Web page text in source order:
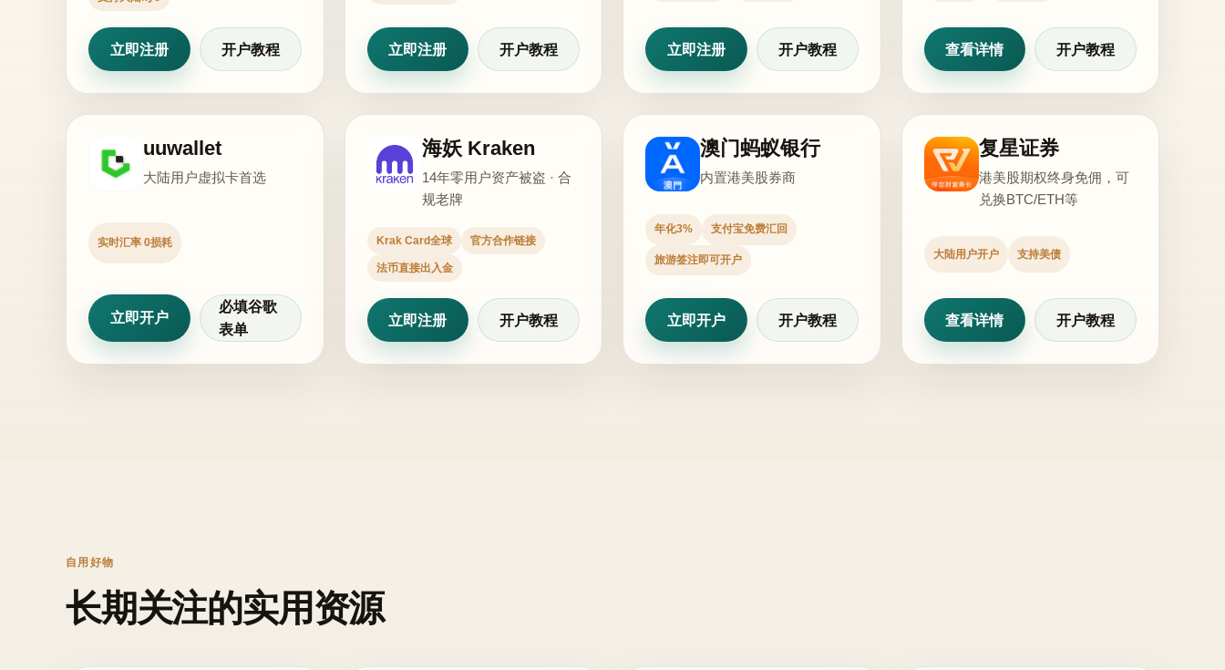
立即注册 开户教程 立即注册 开户教程 立即注册 开户教程 查看详情 开户教程
uuwallet
大陆用户虚拟卡首选
实时汇率 0损耗
立即开户
必填谷歌
表单
海妖 Kraken
14年零用户资产被盗 · 合
规老牌
Krak Card全球 官方合作链接
法币直接出入金
立即注册 开户教程
澳门蚂蚁银行
内置港美股券商
年化3% 支付宝免费汇回
旅游签注即可开户
立即开户 开户教程
复星证券
港美股期权终身免佣，可
兑换BTC/ETH等
大陆用户开户 支持美债
查看详情 开户教程
自用好物
长期关注的实用资源